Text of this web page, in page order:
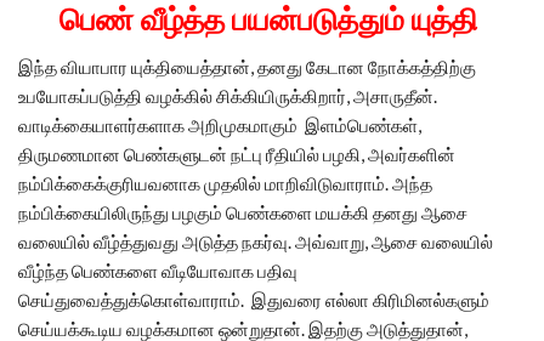
பெண் வீழ்த்த பயன்படுத்தும் யுத்தி
இந்த வியாபார யுக்தியைத்தான், தனது கேடான நோக்கத்திற்கு
உபயோகப்படுத்தி வழக்கில் சிக்கியிருக்கிறார், அசாருதீன்.
வாடிக்கையாளர்களாக அறிமுகமாகும் இளம்பெண்கள்,
திருமணமான பெண்களுடன் நட்பு ரீதியில் பழகி, அவர்களின்
நம்பிக்கைக்குரியவனாக முதலில் மாறிவிடுவாராம். அந்த
நம்பிக்கையிலிருந்து பழகும் பெண்களை மயக்கி தனது ஆசை
வலையில் வீழ்த்துவது அடுத்த நகர்வு. அவ்வாறு, ஆசை வலையில்
வீழ்ந்த பெண்களை வீடியோவாக பதிவு
செய்துவைத்துக்கொள்வாராம். இதுவரை எல்லா கிரிமினல்களும்
செய்யக்கூடிய வழக்கமான ஒன்றுதான். இதற்கு அடுத்துதான்,